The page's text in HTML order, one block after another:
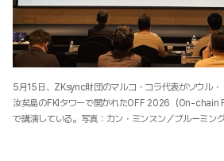
5月15日、ZKsync財団のマルコ・コラ代表がソウル・
汝矣島のFKIタワーで開かれたOFF 2026（On-chain
で講演している。写真：カン・ミンスン／ブルーミン